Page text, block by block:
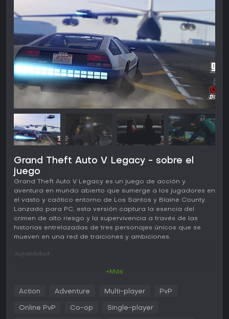
Grand Theft Auto V Legacy - sobre el
juego
Grand Theft Auto V Legacy es un juego de acción y
aventura en mundo abierto que sumerge a los jugadores en
el vasto y caótico entorno de Los Santos y Blaine County.
Lanzado para PC, esta versión captura la esencia del
crimen de alto riesgo y la supervivencia a través de las
historias entrelazadas de tres personajes únicos que se
mueven en una red de traiciones y ambiciones.
Jugabilidad
Trevor, un psicópata impredecible. Los jugadores cambian
entre ellos en las misiones para aprovechar sus habilidades
+Más
Action Adventure Multi-player PvP
Online PvP Co-op Single-player